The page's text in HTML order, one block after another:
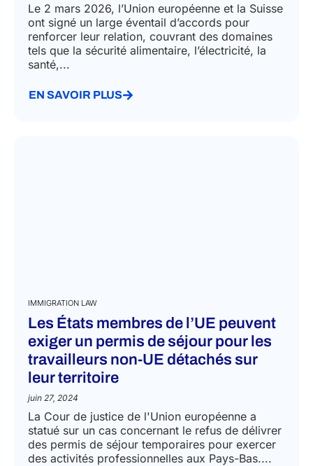
Le 2 mars 2026, l’Union européenne et la Suisse
ont signé un large éventail d’accords pour
renforcer leur relation, couvrant des domaines
tels que la sécurité alimentaire, l’électricité, la
santé,...
EN SAVOIR PLUS
IMMIGRATION LAW
Les États membres de l’UE peuvent
exiger un permis de séjour pour les
travailleurs non-UE détachés sur
leur territoire
juin 27, 2024
La Cour de justice de l'Union européenne a
statué sur un cas concernant le refus de délivrer
des permis de séjour temporaires pour exercer
des activités professionnelles aux Pays-Bas....